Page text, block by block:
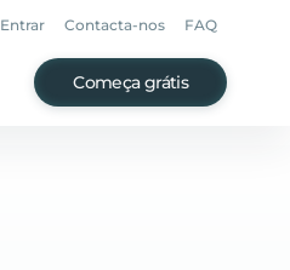
Entrar Contacta-nos FAQ
Começa grátis